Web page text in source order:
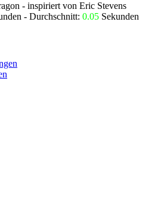
- inspiriert von Eric Stevens
- Durchschnitt: 0.05 Sekunden